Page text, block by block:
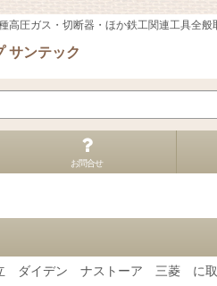
高圧ガス・切断器・ほか鉄工関連工具全般
サンテック
お問合せ
ダイデン ナストーア 三菱 に取